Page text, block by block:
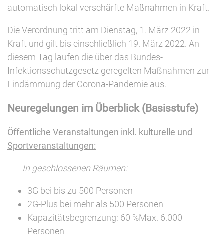
automatisch lokal verschärfte Maßnahmen in Kraft.
Die Verordnung tritt am Dienstag, 1. März 2022 in
Kraft und gilt bis einschließlich 19. März 2022. An
diesem Tag laufen die über das Bundes-
Infektionsschutzgesetz geregelten Maßnahmen zur
Eindämmung der Corona-Pandemie aus.
Neuregelungen im Überblick (Basisstufe)
Öffentliche Veranstaltungen inkl. kulturelle und
Sportveranstaltungen:
In geschlossenen Räumen:
3G bei bis zu 500 Personen
2G-Plus bei mehr als 500 Personen
Kapazitätsbegrenzung: 60 %Max. 6.000
Personen